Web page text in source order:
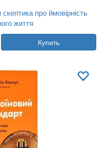
про ймовірність
життя
Юнгер
Наш Формат
Купить